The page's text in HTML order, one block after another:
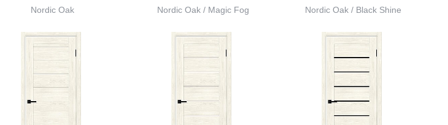
Nordic Oak Nordic Oak / Magic Fog Nordic Oak / Black Shine